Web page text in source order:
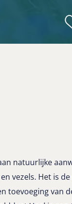
natuurlijke
vezels. Het is
toevoeging van